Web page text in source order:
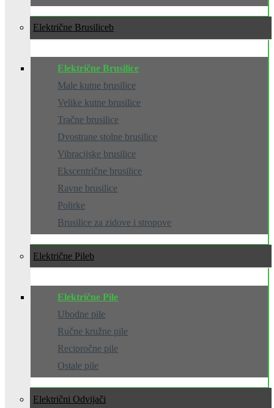
Električne Brusilice
Električne Brusilice
Male kutne brusilice
Velike kutne brusilice
Tračne brusilice
Dvostrane stolne brusilice
Vibracijske brusilice
Ekscentrične brusilice
Ravne brusilice
Polirke
Brusilice za zidove i stropove
Električne Pile
Električne Pile
Ubodne pile
Ručne kružne pile
Recipročne pile
Ostale pile
Električni Odvijači